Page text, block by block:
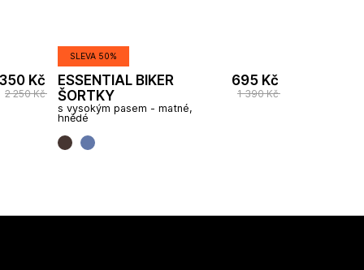
Kč
2 250 Kč
SLEVA 50%
ESSENTIAL BIKER
ŠORTKY
s vysokým pasem - matné,
hnědé
695 Kč
1 390 Kč